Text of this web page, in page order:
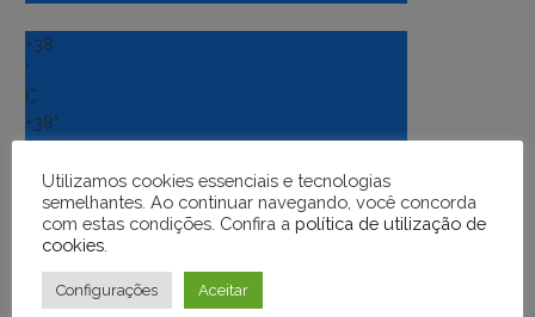
+38
°
C
+38°
Sao Felix do Xingu
Segunda-Feira, 10
Ver Previsão de 7 Dias
Utilizamos cookies essenciais e tecnologias
semelhantes. Ao continuar navegando, você concorda
com estas condições. Confira a política de utilização de
cookies
Configurações Aceitar